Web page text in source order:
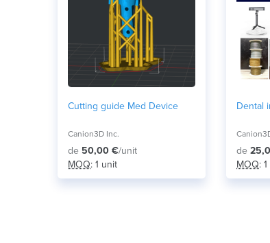
Cutting guide Med Device
Canion3D Inc.
de 50,00 €/unit
MOQ: 1 unit
Dental
de
MOQ: